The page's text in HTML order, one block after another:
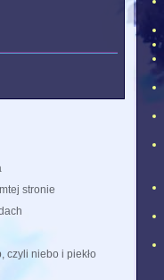
stronie
czyli niebo i piekło